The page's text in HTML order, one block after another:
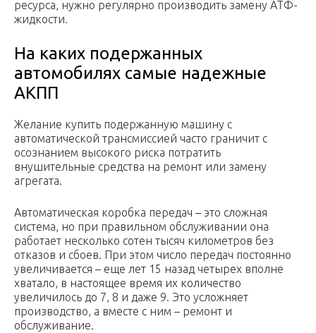
ресурса, нужно регулярно производить замену АТФ-
жидкости.
На каких подержанных
автомобилях самые надежные
АКПП
Желание купить подержанную машину с
автоматической трансмиссией часто граничит с
осознанием высокого риска потратить
внушительные средства на ремонт или замену
агрегата.
Автоматическая коробка передач – это сложная
система, но при правильном обслуживании она
работает несколько сотен тысяч километров без
отказов и сбоев. При этом число передач постоянно
увеличивается – еще лет 15 назад четырех вполне
хватало, в настоящее время их количество
увеличилось до 7, 8 и даже 9. Это усложняет
производство, а вместе с ним – ремонт и
обслуживание.